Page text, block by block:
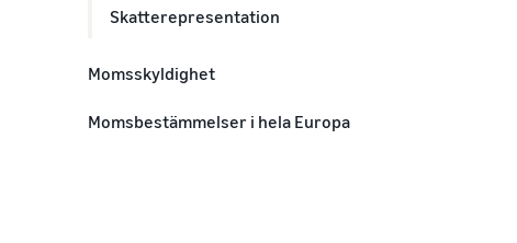
Skatterepresentation
Momsskyldighet
momsregistreringsnummer?
Momsbestämmelser i hela Europa